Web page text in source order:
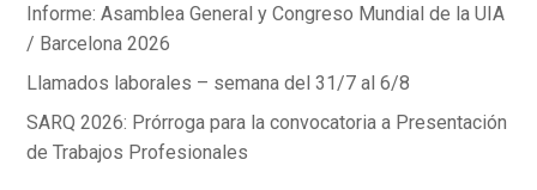
Informe: Asamblea General y Congreso Mundial de la UIA
/ Barcelona 2026
Llamados laborales – semana del 31/7 al 6/8
SARQ 2026: Prórroga para la convocatoria a Presentación
de Trabajos Profesionales